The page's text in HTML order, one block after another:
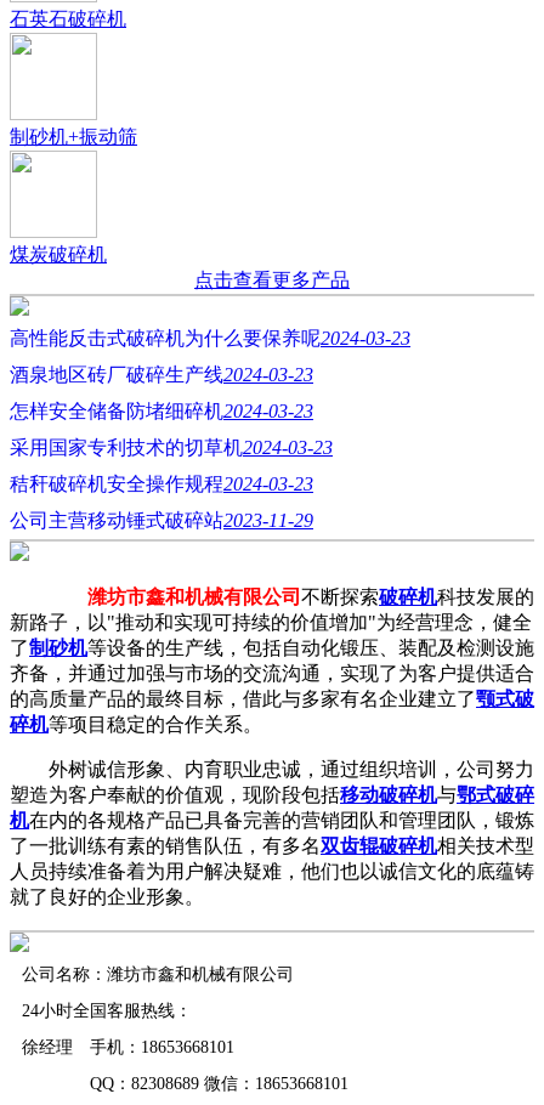
石英石破碎机
制砂机+振动筛
煤炭破碎机
点击查看更多产品
高性能反击式破碎机为什么要保养呢2024-03-23
酒泉地区砖厂破碎生产线2024-03-23
怎样安全储备防堵细碎机2024-03-23
采用国家专利技术的切草机2024-03-23
秸秆破碎机安全操作规程2024-03-23
公司主营移动锤式破碎站2023-11-29
潍坊市鑫和机械有限公司 不断探索破碎机科技发展的
新路子，以"推动和实现可持续的价值增加"为经营理念，健全
了制砂机等设备的生产线，包括自动化锻压、装配及检测设施
齐备，并通过加强与市场的交流沟通，实现了为客户提供适合
的高质量产品的最终目标，借此与多家有名企业建立了颚式破
碎机等项目稳定的合作关系。
外树诚信形象、内育职业忠诚，通过组织培训，公司努力
塑造为客户奉献的价值观，现阶段包括移动破碎机与鄂式破碎
机在内的各规格产品已具备完善的营销团队和管理团队，锻炼
了一批训练有素的销售队伍，有多名双齿辊破碎机相关技术型
人员持续准备着为用户解决疑难，他们也以诚信文化的底蕴铸
就了良好的企业形象。
公司名称：潍坊市鑫和机械有限公司
24小时全国客服热线：
徐经理 手机：18653668101
QQ：82308689 微信：18653668101